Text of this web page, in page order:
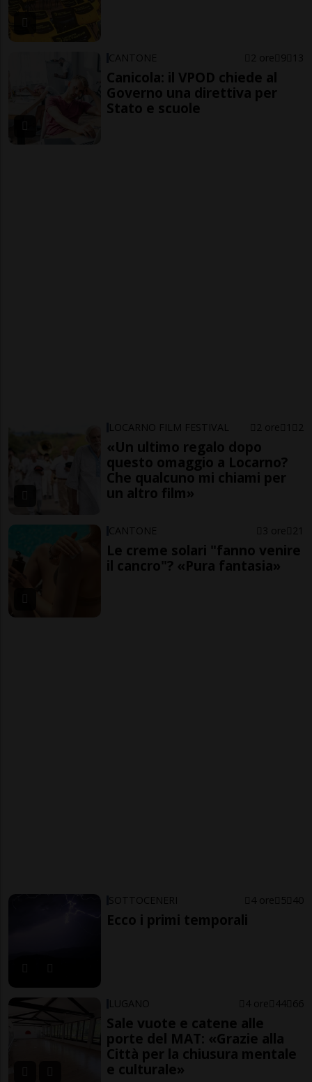
CANTONE 2 ore 9 13
Canicola: il VPOD chiede al
Governo una direttiva per
Stato e scuole
LOCARNO FILM FESTIVAL 2 ore 1 2
«Un ultimo regalo dopo
questo omaggio a Locarno?
Che qualcuno mi chiami per
un altro film»
CANTONE 3 ore 21
Le creme solari "fanno venire
il cancro"? «Pura fantasia»
SOTTOCENERI 4 ore 5 40
Ecco i primi temporali
LUGANO 4 ore 44 66
Sale vuote e catene alle
porte del MAT: «Grazie alla
Città per la chiusura mentale
e culturale»